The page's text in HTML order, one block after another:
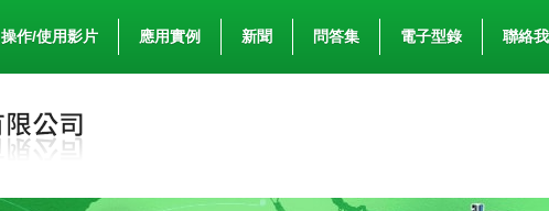
操作/使用影片 應用實例 新聞 問答集 電子型錄 聯絡